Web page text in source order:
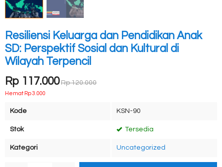
Resiliensi Keluarga dan Pendidikan Anak
SD: Perspektif Sosial dan Kultural di
Wilayah Terpencil
Rp 117.000 Rp 120.000
Hemat Rp 3.000
Kode KSN-90
Stok Tersedia
Kategori Uncategorized